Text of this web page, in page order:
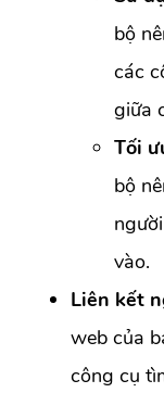
bộ
các
giữa
Tối
bộ
vào.
Liên kết
web của
công cụ